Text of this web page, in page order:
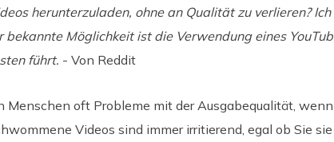
herunterzuladen, ohne an Qualität zu verlieren?
Möglichkeit ist die Verwendung eines
führt. - Von Reddit
oft Probleme mit der Ausgabequalität,
Videos sind immer irritierend, egal ob Sie